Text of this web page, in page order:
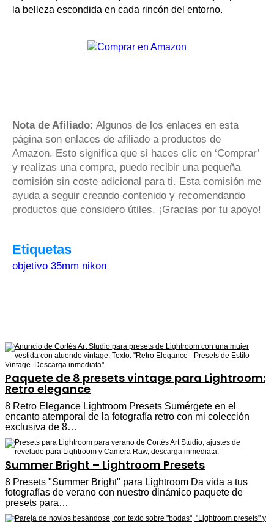
la belleza escondida en cada rincón del entorno.
Nota de Afiliado: Algunos de los enlaces en esta
página son enlaces de afiliado a productos de
Amazon. Esto significa que si haces clic en ‘Comprar’
y realizas una compra, puedo recibir una pequeña
comisión sin coste adicional para ti. Esta comisión me
ayuda a seguir creando contenido y recomendando
productos que considero útiles. ¡Gracias por tu apoyo!
Etiquetas
objetivo 35mm nikon
Paquete de 8 presets vintage para Lightroom:
Retro elegance
8 Retro Elegance Lightroom Presets Sumérgete en el
encanto atemporal de la fotografía retro con mi colección
exclusiva de 8…
Summer Bright – Lightroom Presets
8 Presets "Summer Bright" para Lightroom Da vida a tus
fotografías de verano con nuestro dinámico paquete de
presets para…